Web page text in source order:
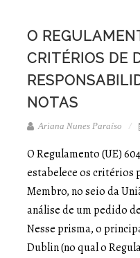
O
CRITÉRIOS DE
NOTAS
Ariana Nunes Paraíso
O Regulamento (UE)
estabelece os critérios
Membro, no seio da
análise de um pedido
Nesse prisma, o
Dublin (no qual o